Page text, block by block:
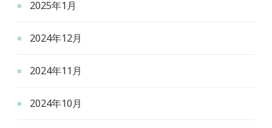
2025年1月
2024年12月
2024年11月
2024年10月